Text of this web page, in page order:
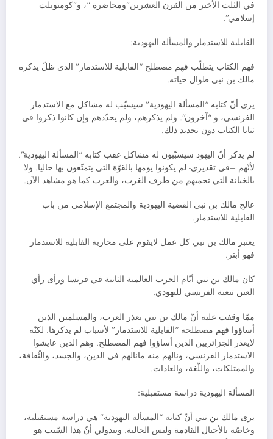
في الثلث الأخير من القرن العشرين”ومحاضرة “، و”كومنويلث
إسلامي”.
القابلية للاستدمار والمسألة اليهودية:
فهم الكتاب يتطلّب فهم مصطلح “القابلية للاستدمار” الذي ظلّ يذكره
مالك بن نبي طوال حياته.
يرى أنّ كتابه “المسألة اليهودية” سيسبّب له مشاكل مع الاستدمار
الفرنسي، و “آخرون”. ولم يذكرهم، ولم يحدّدهم وإن كانوا ذكروا في
ثنايا الكتاب دون تحديد ذلك.
لم يذكر أنّ اليهود سيسبّبون له مشاكل عقب كتابه “المسألة اليهودية”.
لأنّهم –في تقديري- لم يكونوا يومها بالقوّة التي يتمتّعون بها حاليا. ولا
بالخيانة التي تحميهم من طرف الغرب، والعرب كما هو مشاهد الآن.
عالج مالك بن نبي القضية اليهودية والمجتمع الإسلامي من باب
القابلية للاستدمار.
يعتبر مالك بن نبي كل عمل لايقوم على محاربة القابلية للاستدمار
فهو أبتر.
كان مالك بن نبي أيّام الحرب العالمية الثانية في فرنسا ورأى رأي
العين تبعية الفرنسي لليهودي.
ممّا وقفت عليه أنّ مالك بن نبي يعذر العرب، والمسلمين الذين
أساؤوا فهم مصطلحه “القابلية للاستدمار” لأسباب لم يذكرها. لكنّه
لايعذر الجزائريين الذين أساؤوا فهم المصطلح. وهم الذين عايشوا
الاستدمار الفرنسي، ونالهم منه مانالهم في الدين، والجسد، والثّقافة،
والممتلكات، واللّغة، والعادات.
المسألة اليهودية دراسة مستقبلية:
يرى مالك بن نبي أنّ كتابه “المسألة اليهودية” هي دراسة مستقبلية،
وخاصّة بالأجيال القادمة وليس الحالية. ويبدولي أنّ هذا السّبب هو